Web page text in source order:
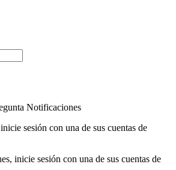
Notificaciones
sesión con una de sus cuentas de
inicie sesión con una de sus cuentas de